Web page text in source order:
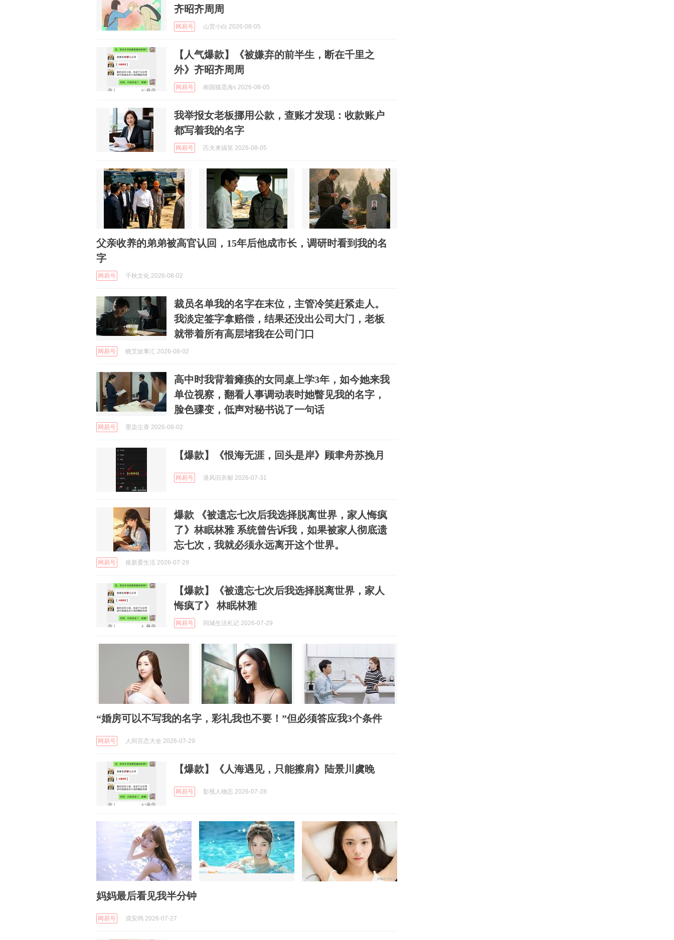
齐昭齐周周
网易号 山货小白 2026-08-05
【人气爆款】《被嫌弃的前半生，断在千里之
外》齐昭齐周周
网易号 南国猫觅海s 2026-08-05
我举报女老板挪用公款，查账才发现：收款账户
都写着我的名字
网易号 匹夫来搞笑 2026-08-05
父亲收养的弟弟被高官认回，15年后他成市长，调研时看到我的名
字
网易号 千秋文化 2026-08-02
裁员名单我的名字在末位，主管冷笑赶紧走人。
我淡定签字拿赔偿，结果还没出公司大门，老板
就带着所有高层堵我在公司门口
网易号 晓艾故事汇 2026-08-02
高中时我背着瘫痪的女同桌上学3年，如今她来我
单位视察，翻看人事调动表时她瞥见我的名字，
脸色骤变，低声对秘书说了一句话
网易号 墨染尘香 2026-08-02
【爆款】《恨海无涯，回头是岸》顾聿舟苏挽月
网易号 港风旧衣橱 2026-07-31
爆款 《被遗忘七次后我选择脱离世界，家人悔疯
了》林眠林雅 系统曾告诉我，如果被家人彻底遗
忘七次，我就必须永远离开这个世界。
网易号 俊新爱生活 2026-07-29
【爆款】《被遗忘七次后我选择脱离世界，家人
悔疯了》 林眠林雅
网易号 同城生活札记 2026-07-29
“婚房可以不写我的名字，彩礼我也不要！”但必须答应我3个条件
网易号 人间百态大全 2026-07-29
【爆款】《人海遇见，只能擦肩》陆景川虞晚
网易号 影视人物志 2026-07-28
妈妈最后看见我半分钟
网易号 戎安鸽 2026-07-27